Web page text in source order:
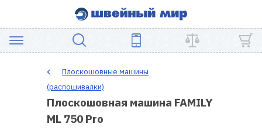
ШВЕЙНОЕ
ОБОРУДОВАНИЕ
Плоскошовные машины
(распошивалки)
Плоскошовная машина FAMILY
ML 750 Pro